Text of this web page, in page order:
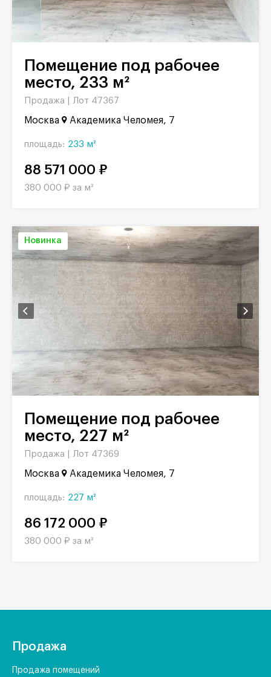
Помещение под рабочее
место, 233 м²
Продажа | Лот 47367
Москва Академика Челомея, 7
площадь: 233 м²
88 571 000 ₽
380 000 ₽ за м²
Новинка
Помещение под рабочее
место, 227 м²
Продажа | Лот 47369
Москва Академика Челомея, 7
площадь: 227 м²
86 172 000 ₽
380 000 ₽ за м²
Продажа
Продажа помещений